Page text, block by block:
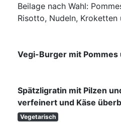
Beilage nach Wahl:
Risotto, Nudeln,
Vegi-Burger mit Pommes
Spätzligratin mit Pilzen
verfeinert und Käse
Vegetarisch